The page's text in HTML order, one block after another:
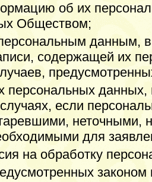
об их
Обществом;
данным,
содержащей их
персональных
если
неточными,
для
на обработку